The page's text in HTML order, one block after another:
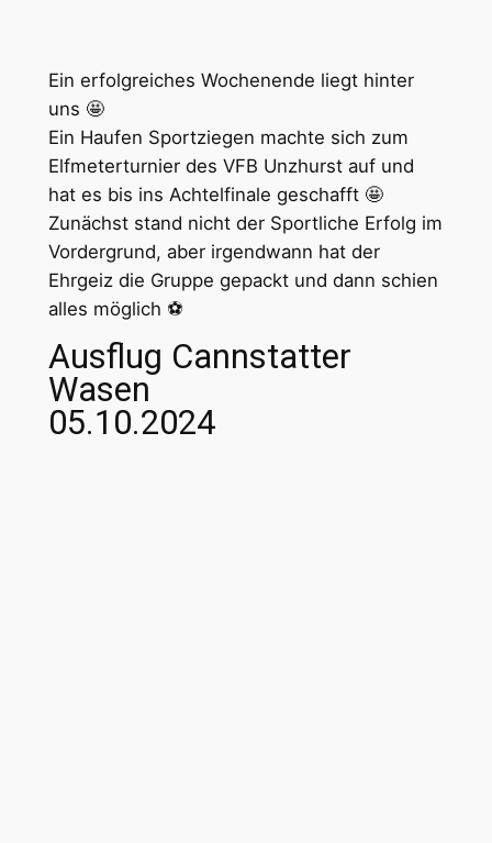
Ein erfolgreiches Wochenende liegt hinter
uns 🤩
Ein Haufen Sportziegen machte sich zum
Elfmeterturnier des VFB Unzhurst auf und
hat es bis ins Achtelfinale geschafft 🤩
Zunächst stand nicht der Sportliche Erfolg im
Vordergrund, aber irgendwann hat der
Ehrgeiz die Gruppe gepackt und dann schien
alles möglich ⚽
Ausflug Cannstatter
Wasen
05.10.2024